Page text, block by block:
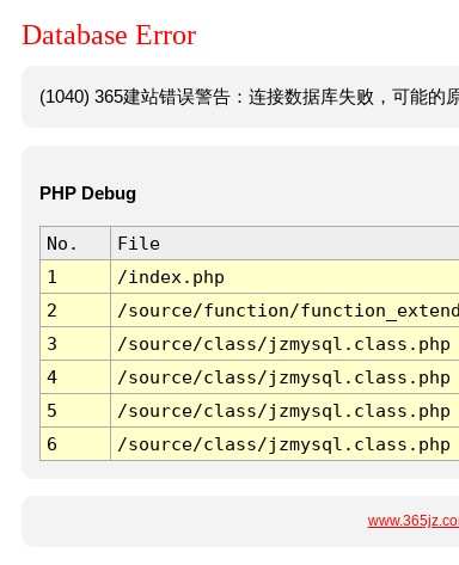
Database Error
(1040) 365建站错误警告：连接数据库失败，可能的
PHP Debug
No. File
1
/index.php
2
/source/function/
3
/source/class/jzmysql.class.php
4
/source/class/jzmysql.class.php
5
/source/class/jzmysql.class.php
6
/source/class/jzmysql.class.php